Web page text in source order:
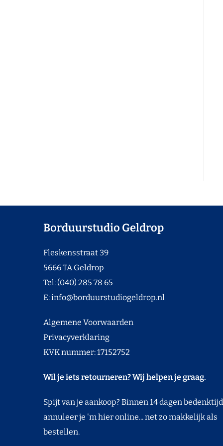
Borduurstudio Geldrop
Fleskensstraat 39
5666 TA Geldrop
Tel: (040) 285 78 65
E:info@borduurstudiogeldrop.nl
Algemene Voorwaarden
Privacyverklaring
KVK nummer: 17152752
Wil je iets retourneren? Wij helpen je graag.
Spijt van je aankoop? Binnen 14 dagen bedenktijd
annuleer je 'm hier online... net zo makkelijk als
bestellen.